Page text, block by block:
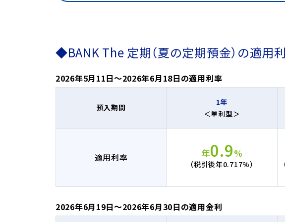
◆BANK The 定期（夏の定期預金）の適用
2026年5月11日～2026年6月18日の適用利率
預入期間
1年
＜単利型＞
適用利率 年0.9%
（税引後年0.717%）
2026年6月19日～2026年6月30日の適用金利